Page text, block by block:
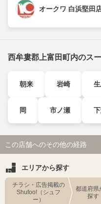
オークワ 白浜堅田
西牟婁郡上富田町内のス
朝来 岩崎
岡 市ノ瀬 下
この店舗へのその他の経路
エリアから探す
チラシ・広告掲載の
Shufoo!（シュフ
ー）
都道府県
探す